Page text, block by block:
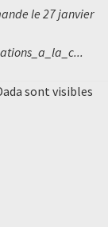
le 27 janvier
sont visibles